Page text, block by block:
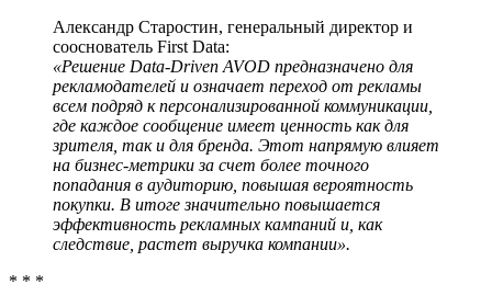
Александр Старостин, генеральный директор и
сооснователь First Data:
«Решение Data-Driven AVOD предназначено для
рекламодателей и означает переход от рекламы
всем подряд к персонализированной коммуникации,
где каждое сообщение имеет ценность как для
зрителя, так и для бренда. Этот напрямую влияет
на бизнес-метрики за счет более точного
попадания в аудиторию, повышая вероятность
покупки. В итоге значительно повышается
эффективность рекламных кампаний и, как
следствие, растет выручка компании».
* * *